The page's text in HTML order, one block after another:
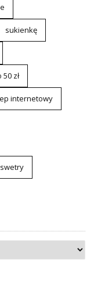
sukienkę
zł
internetowy